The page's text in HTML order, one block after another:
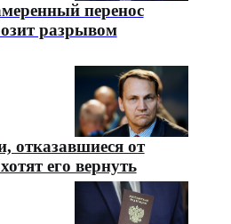
перенос
разрывом
отказавшиеся от
его вернуть